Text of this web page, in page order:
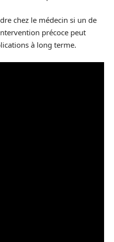
chez le médecin si un de
précoce peut
à long terme.